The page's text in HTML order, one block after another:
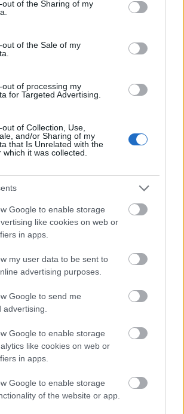
visit or usage behaviour. You may click to
to Google and its third-party tags to
specified purposes in below Google
out of the Sharing of my
out of the Sale of my
out of processing my
for Targeted Advertising.
of Collection, Use,
and/or Sharing of my
that Is Unrelated with the
it was collected.
Google to enable storage
like cookies on web or
in apps.
my user data to be sent to
advertising purposes.
Google to send me
Google to enable storage
like cookies on web or
in apps.
Google to enable storage
of the website or app.
Paks II.: Mit jelent az 5. blokk új
közelében lévő logisztikai bázis út- és
közműhálózatának fejlesztése
Látlelet a hazai víziközművekről?
Egyetlen, fél évszázados vezetéken
múlt Bicske vízellátása